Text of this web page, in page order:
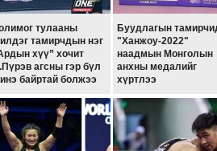
тулааны
тамирчдын нэг
хүү” хочит
агсны гэр бүл
байртай болжээ
Буудлагын
"Ханжоу-2022"
наадмын Монголын
анхны медалийг
хүртлээ